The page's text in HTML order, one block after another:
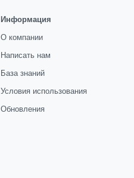
Информация
О компании
Написать нам
База знаний
Условия использования
Обновления